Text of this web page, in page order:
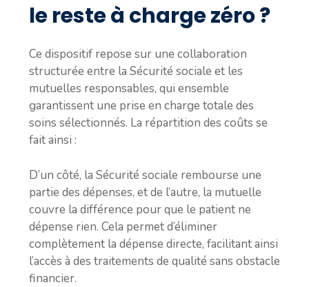
le reste à charge zéro ?
Ce dispositif repose sur une collaboration
structurée entre la Sécurité sociale et les
mutuelles responsables, qui ensemble
garantissent une prise en charge totale des
soins sélectionnés. La répartition des coûts se
fait ainsi :
D’un côté, la Sécurité sociale rembourse une
partie des dépenses, et de l’autre, la mutuelle
couvre la différence pour que le patient ne
dépense rien. Cela permet d’éliminer
complètement la dépense directe, facilitant ainsi
l’accès à des traitements de qualité sans obstacle
financier.